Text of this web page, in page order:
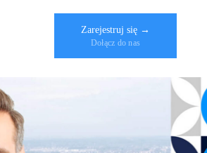
Zarejestruj się →
Dołącz do nas